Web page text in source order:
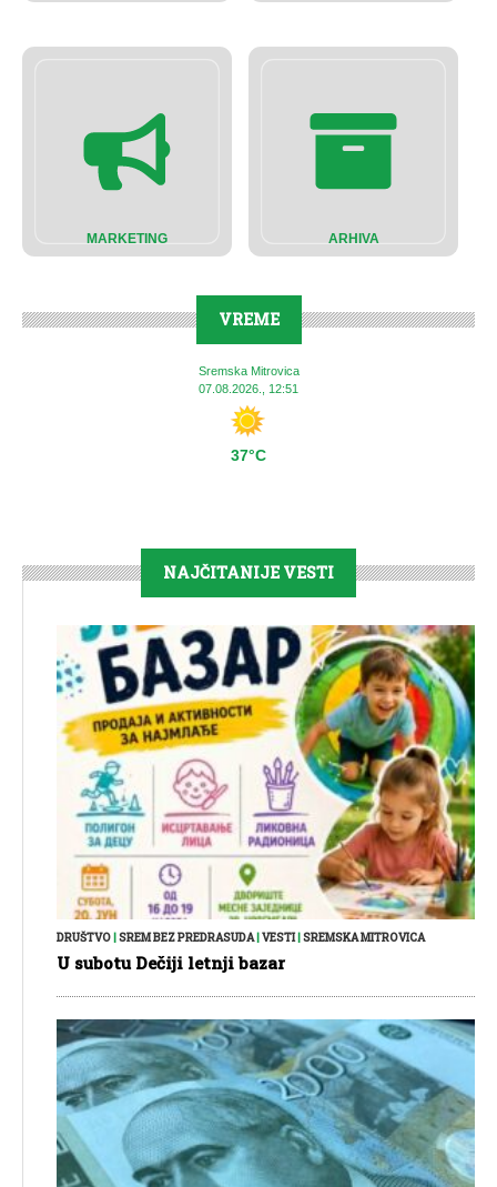
MARKETING ARHIVA
VREME
Sremska Mitrovica
07.08.2026., 12:51
37°C
NAJČITANIJE VESTI
DRUŠTVO SREM BEZ PREDRASUDA| VESTI| SREMSKA MITROVICA
U subotu Dečiji letnji bazar